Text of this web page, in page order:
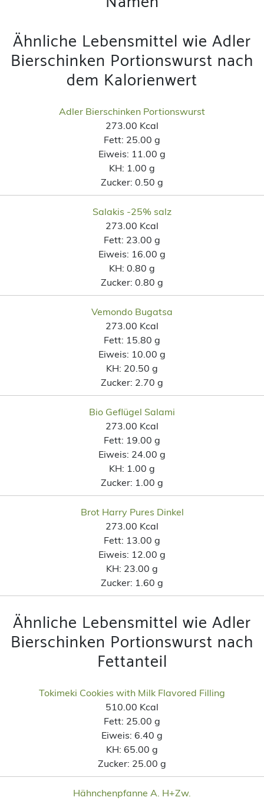
Ähnliche Lebensmittel wie Adler
Bierschinken Portionswurst nach
dem Kalorienwert
Adler Bierschinken Portionswurst
273.00 Kcal
Fett: 25.00 g
Eiweis: 11.00 g
KH: 1.00 g
Zucker: 0.50 g
Salakis -25% salz
273.00 Kcal
Fett: 23.00 g
Eiweis: 16.00 g
KH: 0.80 g
Zucker: 0.80 g
Vemondo Bugatsa
273.00 Kcal
Fett: 15.80 g
Eiweis: 10.00 g
KH: 20.50 g
Zucker: 2.70 g
Bio Geflügel Salami
273.00 Kcal
Fett: 19.00 g
Eiweis: 24.00 g
KH: 1.00 g
Zucker: 1.00 g
Brot Harry Pures Dinkel
273.00 Kcal
Fett: 13.00 g
Eiweis: 12.00 g
KH: 23.00 g
Zucker: 1.60 g
Ähnliche Lebensmittel wie Adler
Bierschinken Portionswurst nach
Fettanteil
Tokimeki Cookies with Milk Flavored Filling
510.00 Kcal
Fett: 25.00 g
Eiweis: 6.40 g
KH: 65.00 g
Zucker: 25.00 g
Hähnchenpfanne A. H+Zw.